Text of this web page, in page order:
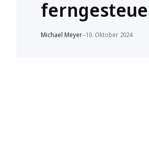
Michael Meyer–10. Oktober 2024